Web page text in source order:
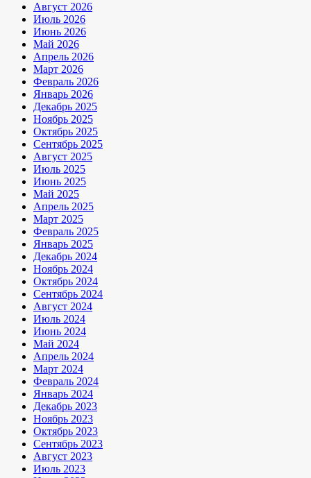
Август 2026
Июль 2026
Июнь 2026
Май 2026
Апрель 2026
Март 2026
Февраль 2026
Январь 2026
Декабрь 2025
Ноябрь 2025
Октябрь 2025
Сентябрь 2025
Август 2025
Июль 2025
Июнь 2025
Май 2025
Апрель 2025
Март 2025
Февраль 2025
Январь 2025
Декабрь 2024
Ноябрь 2024
Октябрь 2024
Сентябрь 2024
Август 2024
Июль 2024
Июнь 2024
Май 2024
Апрель 2024
Март 2024
Февраль 2024
Январь 2024
Декабрь 2023
Ноябрь 2023
Октябрь 2023
Сентябрь 2023
Август 2023
Июль 2023